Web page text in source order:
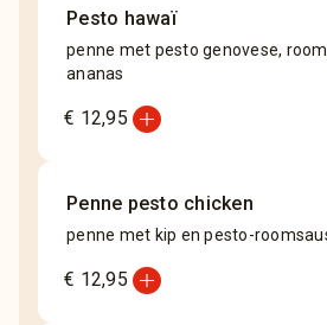
Pesto hawaï
penne met pesto genovese,
ananas
€ 12,95 add_circle
Penne pesto chicken
penne met kip en pesto-
€ 12,95 add_circle